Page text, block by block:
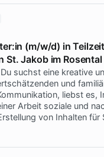
(m/w/d) in
St. Jakob im Rosental
suchst eine kreative
und
liebst es,
Arbeit soziale und
von Inhalten für